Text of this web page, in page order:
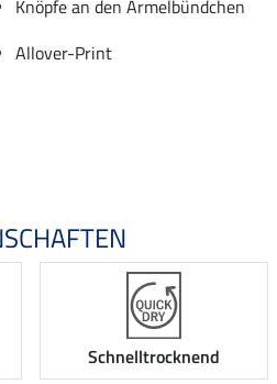
Knöpfe an den Ärmelbündchen
Allover-Print
Schnelltrocknend